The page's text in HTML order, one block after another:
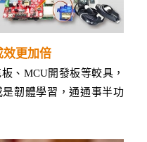
效更加倍
、MCU開發板等較具，
韌體學習，通通事半功